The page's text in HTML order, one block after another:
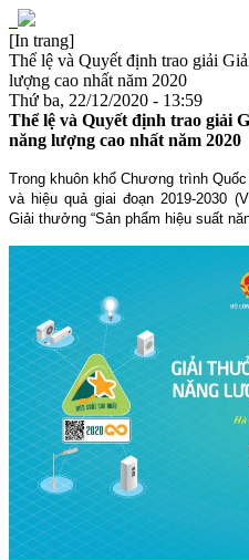
[In trang]
Thể lệ và Quyết định trao giải
lượng cao nhất năm 2020
Thứ ba, 22/12/2020 - 13:59
Thể lệ và Quyết định trao giải
năng lượng cao nhất năm 2020
Trong khuôn khổ Chương trình
và hiệu quả giai đoạn 2019-2030
Giải thưởng “Sản phẩm hiệu suất